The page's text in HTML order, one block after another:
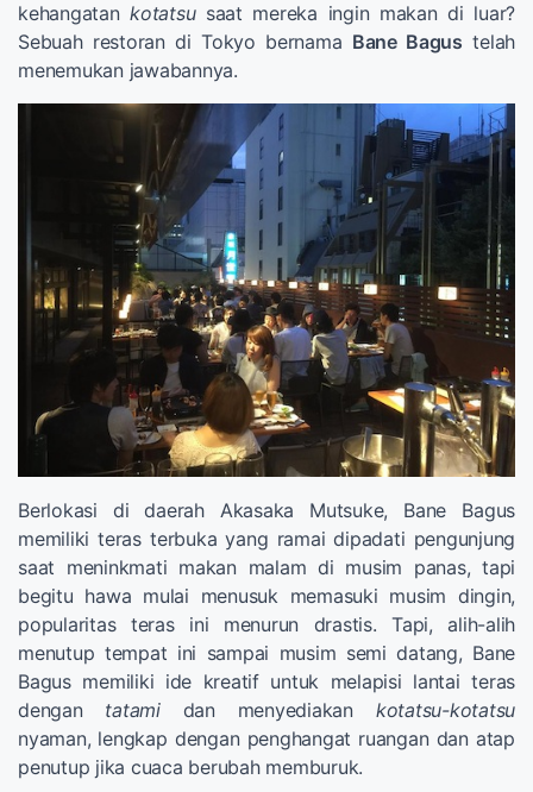
kehangatankotatsusaat mereka ingin makan di luar?
Sebuah restoran di Tokyo bernama Bane Bagus telah
menemukan jawabannya.
Berlokasi di daerah Akasaka Mutsuke, Bane Bagus
memiliki teras terbuka yang ramai dipadati pengunjung
saat meninkmati makan malam di musim panas, tapi
begitu hawa mulai menusuk memasuki musim dingin,
popularitas teras ini menurun drastis. Tapi, alih-alih
menutup tempat ini sampai musim semi datang, Bane
Bagus memiliki ide kreatif untuk melapisi lantai teras
dengan tatamidan menyediakan kotatsu-kotatsu
nyaman, lengkap dengan penghangat ruangan dan atap
penutup jika cuaca berubah memburuk.